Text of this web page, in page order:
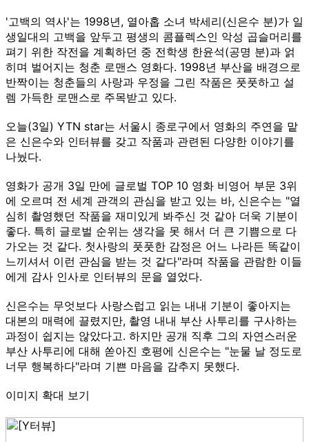
'고백의 역사'는 1998년, 열아홉 소녀 박세리(신은수 분)가 일
생일대의 고백을 앞두고 평생의 콤플렉스인 악성 곱슬머리를
펴기 위한 작전을 계획하던 중 전학생 한윤석(공명 분)과 얽
히며 벌어지는 청춘 로맨스 영화다. 1998년 부산을 배경으로
반짝이는 청춘들의 사랑과 우정을 그린 작품은 풋풋하고 설
렘 가득한 로맨스로 주목받고 있다.
오늘(3일) YTN star는 서울시 종로구에서 영화의 주연을 맡
은 신은수와 인터뷰를 갖고 작품과 관련된 다양한 이야기를
나눴다.
영화가 공개 3일 만에 글로벌 TOP 10 영화 비영어 부문 3위
에 오르며 전 세계 관객의 관심을 받고 있는 바, 신은수는 "열
심히 촬영했던 작품을 재미있게 봐주신 것 같아 더욱 기분이
좋다. 특히 글로벌 순위는 생각을 못 해서 더 큰 기쁨으로 다
가오는 것 같다. 첫사랑의 풋풋한 감정은 어느 나라든 똑같이
느끼셔서 이런 관심을 받는 것 같다"라며 작품을 관람한 이들
에게 감사 인사로 인터뷰의 문을 열었다.
신은수는 무엇보다 사랑스럽고 읽는 내내 기분이 좋아지는
대본의 매력에 끌렸지만, 촬영 내내 부산 사투리를 구사하는
과정이 쉽지는 않았다고. 하지만 공개 직후 그의 자연스러운
부산 사투리에 대해 쏟아진 호평에 신은수는 "눈물 날 정도로
너무 행복하다"라며 기쁜 마음을 감추지 못했다.
이미지 확대 보기